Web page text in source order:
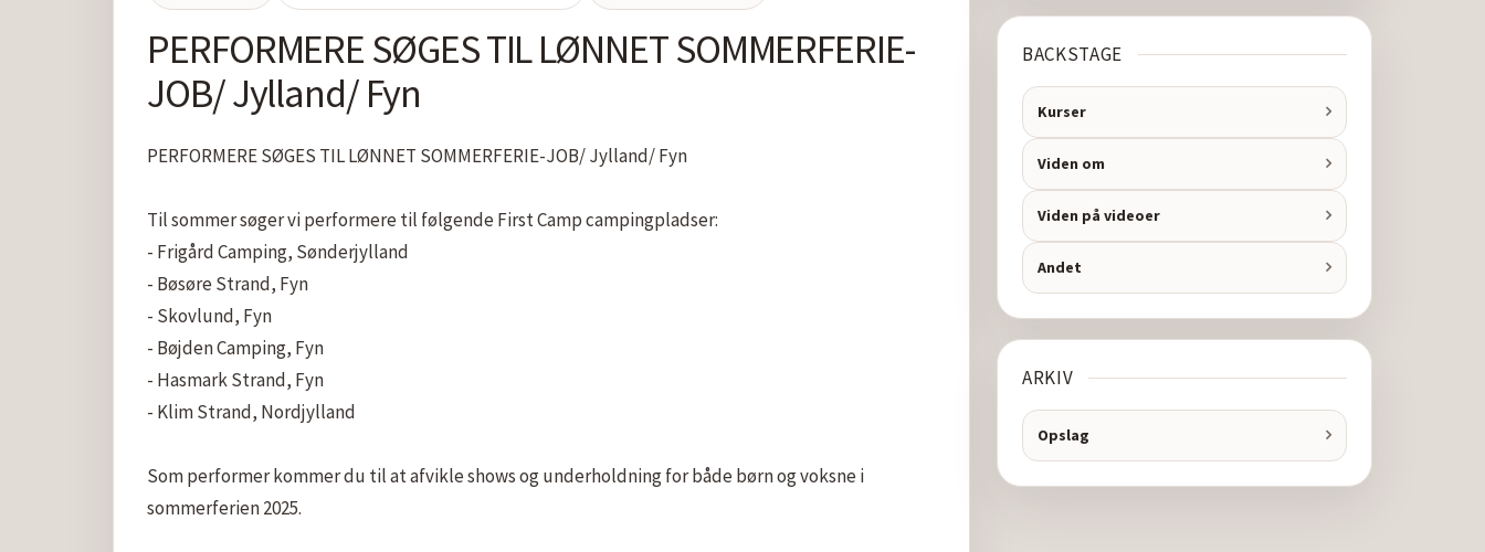
PERFORMERE SØGES TIL LØNNET SOMMERFERIE-
JOB/ Jylland/ Fyn
PERFORMERE SØGES TIL LØNNET SOMMERFERIE-JOB/ Jylland/ Fyn
Til sommer søger vi performere til følgende First Camp campingpladser:
- Frigård Camping, Sønderjylland
- Bøsøre Strand, Fyn
- Skovlund, Fyn
- Bøjden Camping, Fyn
- Hasmark Strand, Fyn
- Klim Strand, Nordjylland
Som performer kommer du til at afvikle shows og underholdning for både børn og voksne i
sommerferien 2025.
BACKSTAGE
Kurser
Viden om
Viden på videoer
Andet
ARKIV
Opslag